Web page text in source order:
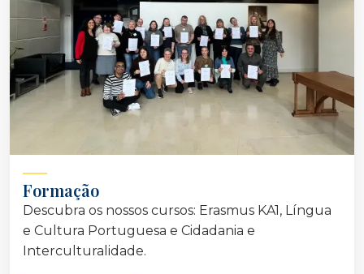
Formação
Descubra os nossos cursos: Erasmus KA1, Língua
e Cultura Portuguesa e Cidadania e
Interculturalidade.